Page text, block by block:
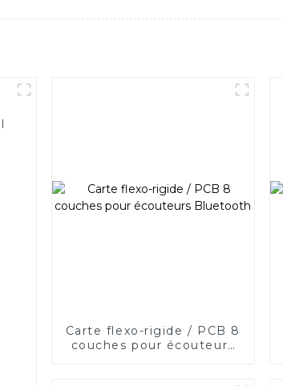
Carte flexo-rigide / PCB 8
couches pour écouteurs